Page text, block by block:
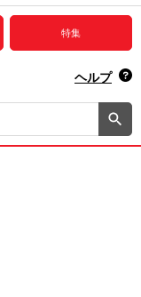
録音からさがす
特集
ヘルプ